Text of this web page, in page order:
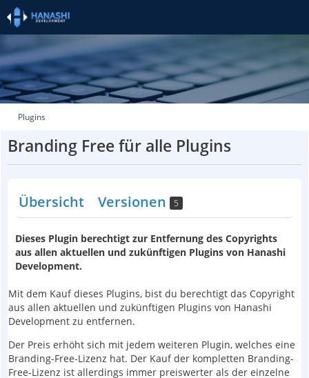
Plugins
Branding Free für alle Plugins
Übersicht Versionen 5
Dieses Plugin berechtigt zur Entfernung des Copyrights
aus allen aktuellen und zukünftigen Plugins von Hanashi
Development.
Mit dem Kauf dieses Plugins, bist du berechtigt das Copyright
aus allen aktuellen und zukünftigen Plugins von Hanashi
Development zu entfernen.
Der Preis erhöht sich mit jedem weiteren Plugin, welches eine
Branding-Free-Lizenz hat. Der Kauf der kompletten Branding-
Free-Lizenz ist allerdings immer preiswerter als der einzelne